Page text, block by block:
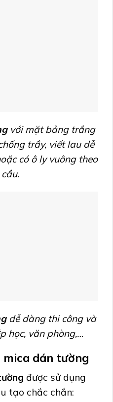
với mặtbảng trắng
trầy, viết lau dễ
có ô ly vuông theo
dễ dàng thi công và
học, văn phòng,…
mica dán tường
được sử dụng
tạo chắc chắn: